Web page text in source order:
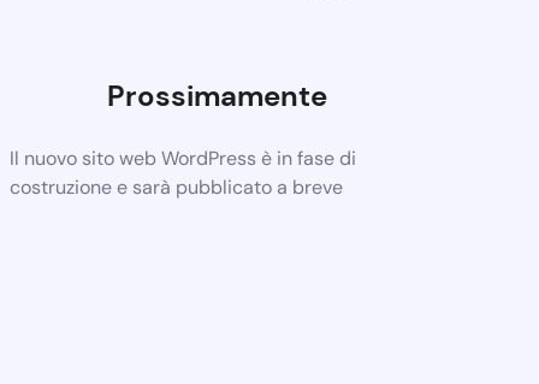
Prossimamente
Il nuovo sito web WordPress è in fase di
costruzione e sarà pubblicato a breve